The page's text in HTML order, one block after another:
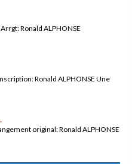
Ronald ALPHONSE
Ronald ALPHONSE Une
original: Ronald ALPHONSE